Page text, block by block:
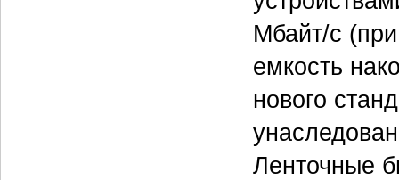
Мбайт/с
емкость
нового
Ленточные